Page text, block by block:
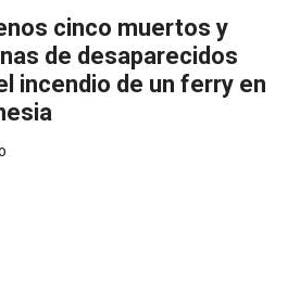
cinco muertos y
de desaparecidos
incendio de un ferry en